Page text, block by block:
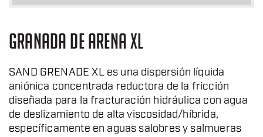
GRANADA DE ARENA XL
SAND GRENADE XL es una dispersión líquida
aniónica concentrada reductora de la fricción
diseñada para la fracturación hidráulica con agua
de deslizamiento de alta viscosidad/híbrida,
específicamente en aguas salobres y salmueras